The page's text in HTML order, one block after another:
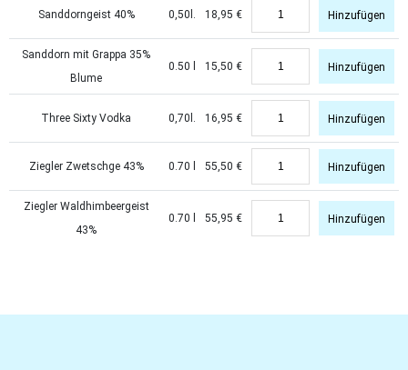
Sanddorngeist 40% 0,50l. 18,95 € Hinzufügen
Sanddorn mit Grappa 35%
Blume
0.50 l 15,50 € Hinzufügen
Three Sixty Vodka 0,70l. 16,95 € Hinzufügen
Ziegler Zwetschge 43% 0.70 l 55,50 € Hinzufügen
Ziegler Waldhimbeergeist
43%
0.70 l 55,95 € Hinzufügen